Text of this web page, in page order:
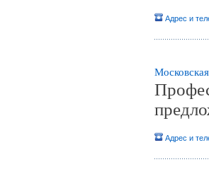
Адрес и
Адрес и